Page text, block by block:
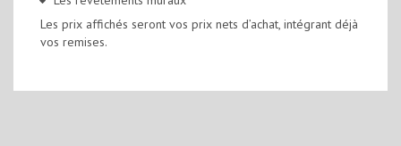
Les prix affichés seront vos prix nets d’achat, intégrant déjà
vos remises.